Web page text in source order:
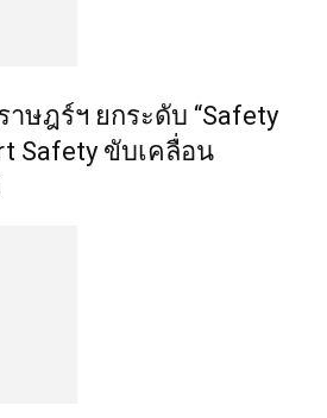
ษฎร์ฯ ยกระดับ “Safety
Safety ขับเคลื่อน